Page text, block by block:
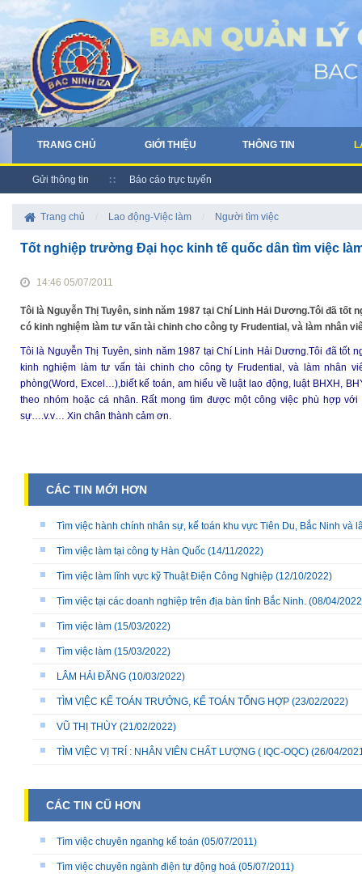
TRANG CHỦ GIỚI THIỆU THÔNG TIN
Gửi thông tin Báo cáo trực tuyến
Trang chủ Lao động-Việc làm Người tìm việc
Tốt nghiệp trường Đại học kinh tế quốc dân tìm việc
14:46 05/07/2011
Tôi là Nguyễn Thị Tuyên, sinh năm 1987 tại Chí Linh Hải Dương.Tôi đã
có kinh nghiệm làm tư vấn tài chinh cho công ty Frudential, và làm nhân
Tôi là Nguyễn Thị Tuyên, sinh năm 1987 tại Chí Linh Hải Dương.Tôi đã tốt
kinh nghiệm làm tư vấn tài chinh cho công ty Frudential, và làm nhân
phòng(Word, Excel…),biết kế toán, am hiểu về luật lao động, luật BHXH,
theo nhóm hoặc cá nhân. Rất mong tìm được một công việc phù hợp
sự….v.v… Xin chân thành cảm ơn.
CÁC TIN MỚI HƠN
Tìm việc hành chính nhân sự, kế toán khu vực Tiên Du, Bắc Ninh và
Tìm việc làm tại công ty Hàn Quốc (14/11/2022)
Tìm việc làm lĩnh vực kỹ Thuật Điện Công Nghiệp (12/10/2022)
Tìm việc tại các doanh nghiệp trên địa bàn tỉnh Bắc Ninh. (08/04/
Tìm việc làm (15/03/2022)
Tìm việc làm (15/03/2022)
LÂM HẢI ĐĂNG (10/03/2022)
TÌM VIỆC KẾ TOÁN TRƯỞNG, KẾ TOÁN TỔNG HỢP (23/02/2022)
VŨ THỊ THÙY (21/02/2022)
TÌM VIỆC VỊ TRÍ : NHÂN VIÊN CHẤT LƯỢNG ( IQC-OQC) (26/04/
CÁC TIN CŨ HƠN
Tìm việc chuyên nganhg kế toán (05/07/2011)
Tìm việc chuyên ngành điện tự động hoá (05/07/2011)